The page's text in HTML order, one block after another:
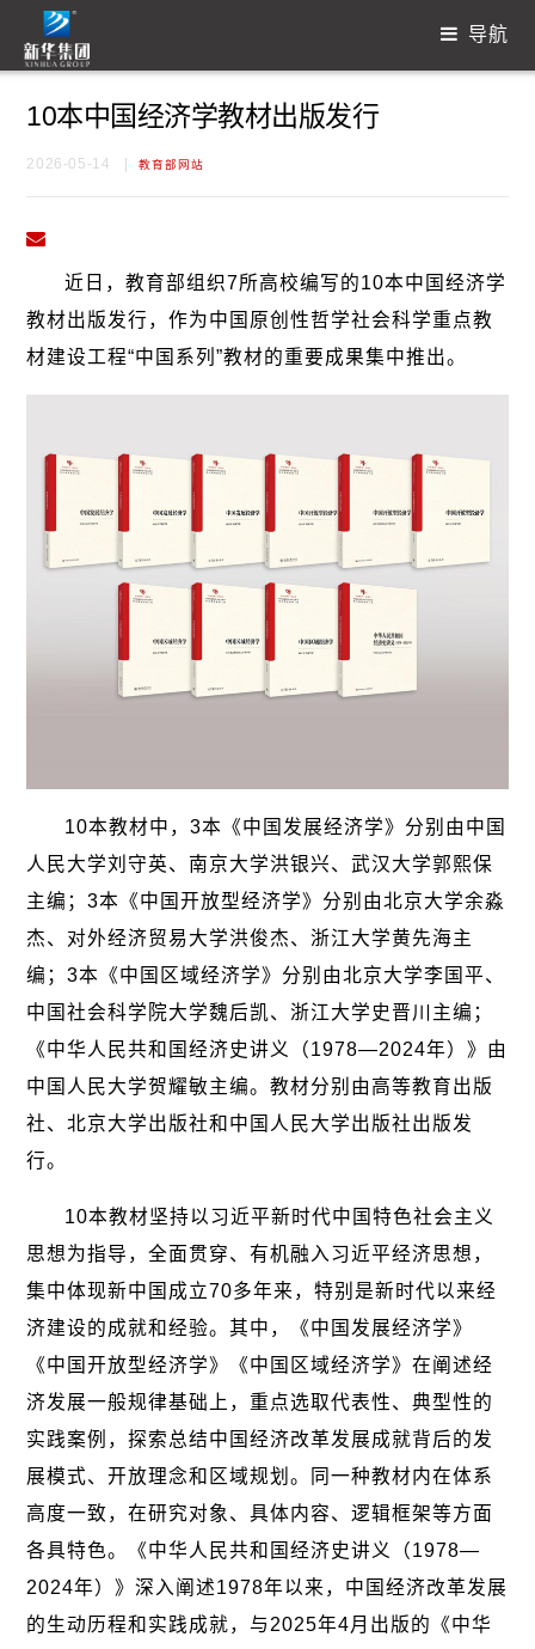
导航
10本中国经济学教材出版发行
2026-05-14 |教育部网站
近日，教育部组织7所高校编写的10本中国经济学
教材出版发行，作为中国原创性哲学社会科学重点教
材建设工程“中国系列”教材的重要成果集中推出。
10本教材中，3本《中国发展经济学》分别由中国
人民大学刘守英、南京大学洪银兴、武汉大学郭熙保
主编；3本《中国开放型经济学》分别由北京大学余淼
杰、对外经济贸易大学洪俊杰、浙江大学黄先海主
编；3本《中国区域经济学》分别由北京大学李国平、
中国社会科学院大学魏后凯、浙江大学史晋川主编；
《中华人民共和国经济史讲义（1978—2024年）》由
中国人民大学贺耀敏主编。教材分别由高等教育出版
社、北京大学出版社和中国人民大学出版社出版发
行。
10本教材坚持以习近平新时代中国特色社会主义
思想为指导，全面贯穿、有机融入习近平经济思想，
集中体现新中国成立70多年来，特别是新时代以来经
济建设的成就和经验。其中，《中国发展经济学》
《中国开放型经济学》《中国区域经济学》在阐述经
济发展一般规律基础上，重点选取代表性、典型性的
实践案例，探索总结中国经济改革发展成就背后的发
展模式、开放理念和区域规划。同一种教材内在体系
高度一致，在研究对象、具体内容、逻辑框架等方面
各具特色。《中华人民共和国经济史讲义（1978—
2024年）》深入阐述1978年以来，中国经济改革发展
的生动历程和实践成就，与2025年4月出版的《中华